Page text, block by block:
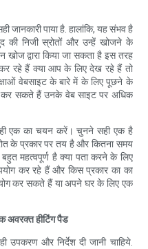
पाया है. हालांकि, यह संभव है
की निजी स्रोतों और उन्हें खोजने के
द्वारा किया जा सकता है इस तरह
रहे हैं क्या आप के लिए देख रहे हैं तो
वेबसाइट के बारे में के लिए पूछने के
सकते हैं उनके वेब साइट पर अधिक
एक का चयन करें। चुनने सही एक है
के प्रकार पर तय है और कितना समय
महत्वपूर्ण है क्या पता करने के लिए
कर रहे हैं और किस प्रकार का का
कर सकते हैं या अपने घर के लिए एक
अवरक्त हीटिंग पैड
उपकरण और निर्देश दी जानी चाहिये.